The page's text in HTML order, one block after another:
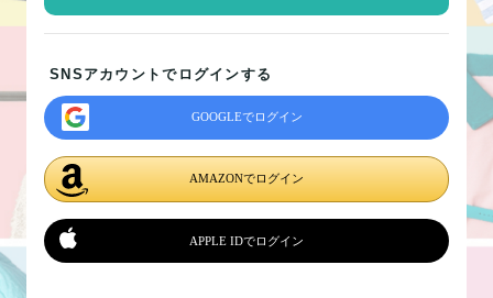
SNSアカウントでログインする
GOOGLEでログイン
AMAZONでログイン
APPLE IDでログイン